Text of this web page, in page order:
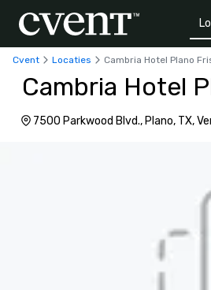
Cvent Locaties Cambria Hotel Plano
Cambria Hotel
7500 Parkwood Blvd., Plano, TX,